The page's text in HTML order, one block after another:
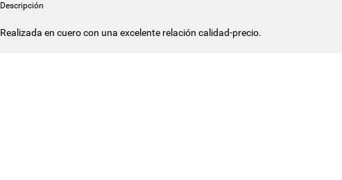
Descripción
Realizada en cuero con una excelente relación calidad-precio.